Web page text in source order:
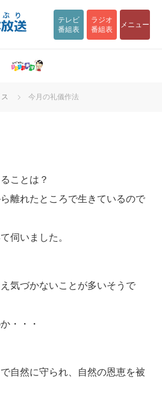
テレビ
番組表
ラジオ
番組表
メニュー
今月の礼儀作法
ことは？
離れたところで生きているので
伺いました。
気づかないことが多いそうで
・・・
自然に守られ、自然の恩恵を被